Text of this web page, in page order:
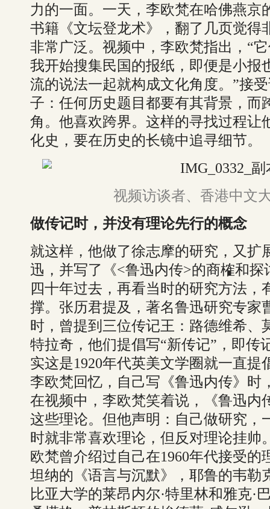
力的一面。一天，李欧梵在哈佛燕京
书籍《文坛登龙术》，翻了几页觉得
非常广泛。视频中，李欧梵指出，“
我开始搜集民国的报纸，即便是小报
流的说法一起就构成文化角度。”接
子：任何历史题目都要有其背景，而
角。他喜欢跨界。这样的寻找过程让
化史，要在历史的长镜中追寻细节。
视频访谈者、香港中文
做传记时，并没有理论先行的概念
就这样，他做了徐志摩的研究，又扩
迅，并写了《<鲁迅内传>的商榷和
四十年过去，再看当时的研究方法，
撑。张历君提及，著名鲁迅研究专家
时，曾提到三位传记王：路德维希、
特拉奇，他们提倡写“新传记”，即传
实这是1920年代英美文学圈就一直
李欧梵回忆，自己写《鲁迅内传》时
在视频中，李欧梵笑着说，《鲁迅内
这些理论。但他声明：自己做研究，
时就非常喜欢理论，但反对理论挂帅
欧梵曾介绍过自己在1960年代接受的
坦纳的《语言与沉默》，耶鲁的韦勒
比亚大学的莱昂内尔·特里林和雅克·